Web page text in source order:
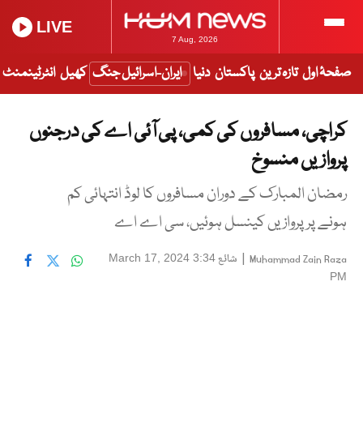
7 Aug, 2026
LIVE
صفحۂ اول تازہ ترین پاکستان دنیا ایران-اسرائیل جنگ کھیل انٹرٹینمنٹ
کراچی، مسافروں کی کمی، پی آئی اے کی درجنوں
پروازیں منسوخ
رمضان المبارک کے دوران مسافروں کا لوڈ انتہائی کم
ہونے پر پروازیں کینسل ہوئیں، سی اے اے
Muhammad Zain Raza
| شائعMarch 17, 2024 3:34
PM